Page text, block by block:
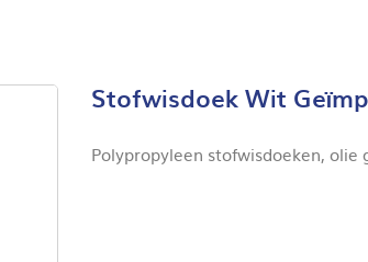
Stofwisdoek Wit
Polypropyleen stofwisdoeken, olie